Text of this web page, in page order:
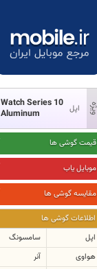
اپل Watch Series 10
Aluminum
قیمت گوشی ها
موبایل یاب
مقایسه گوشی ها
اطلاعات گوشی ها
اپل
سامسونگ
هواوی
آنر